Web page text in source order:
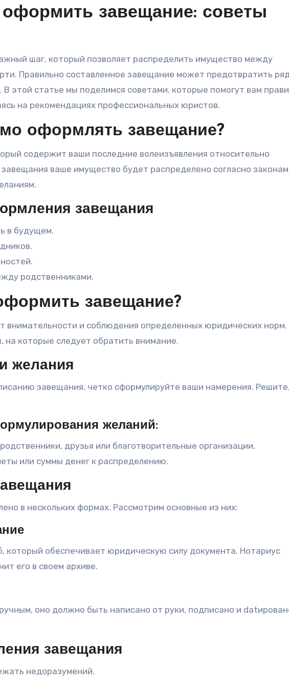
завещание: советы
Правильно составленное завещание может предотвратить
этой статье мы поделимся советами, которые помогут вам
на рекомендациях профессиональных юристов.
оформлять завещание?
содержит ваши последние волеизъявления относительно
ваше имущество будет распределено согласно
завещания
в будущем.
родственниками.
завещание?
внимательности и соблюдения определенных юридических норм.
которые следует обратить внимание.
желания
завещания, четко сформулируйте ваши намерения.
желаний:
друзья или благотворительные организации.
или суммы денег к распределению.
в нескольких формах. Рассмотрим основные из них:
который обеспечивает юридическую силу документа. Нотариус
его в своем архиве.
оно должно быть написано от руки, подписано и
завещания
недоразумений.